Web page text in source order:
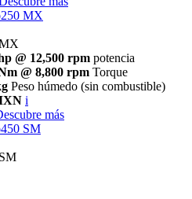
MX
@ 12,500 rpm potencia
@ 8,800 rpm Torque
Peso húmedo (sin combustible)
i
más
SM